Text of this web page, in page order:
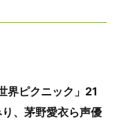
界ピクニック」21
、茅野愛衣ら声優